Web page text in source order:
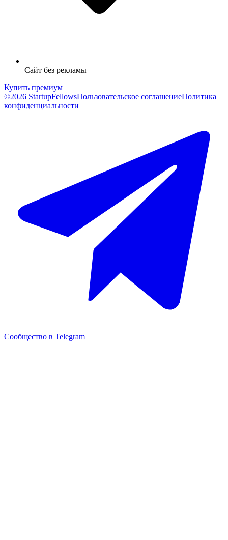
Сайт без рекламы
Купить премиум
©2026 StartupFellowsПользовательское соглашениеПолитика
конфиденциальности
Сообщество в Telegram